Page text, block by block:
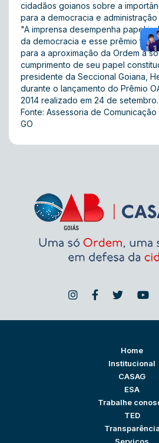
cidadãos goianos sobre a
para a democracia e administração
"A imprensa desempenha papel
da democracia e esse prêmio tem
para a aproximação da Ordem à
cumprimento de seu papel
presidente da Seccional Goiana,
durante o lançamento do Prêmio
2014 realizado em 24 de setembro.
Fonte: Assessoria de
GO
Home
Institucional
CASAG
ESA
Trabalhe
TED
Transparência